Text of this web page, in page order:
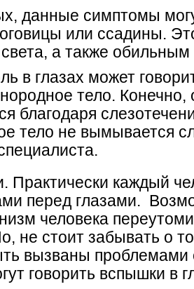
данные симптомы
или ссадины.
а также
в глазах может
тело. Конечно,
благодаря
тело не вымывается
Практически каждый
перед глазами.
человека
не стоит забывать о
вызваны проблемами
говорить вспышки в